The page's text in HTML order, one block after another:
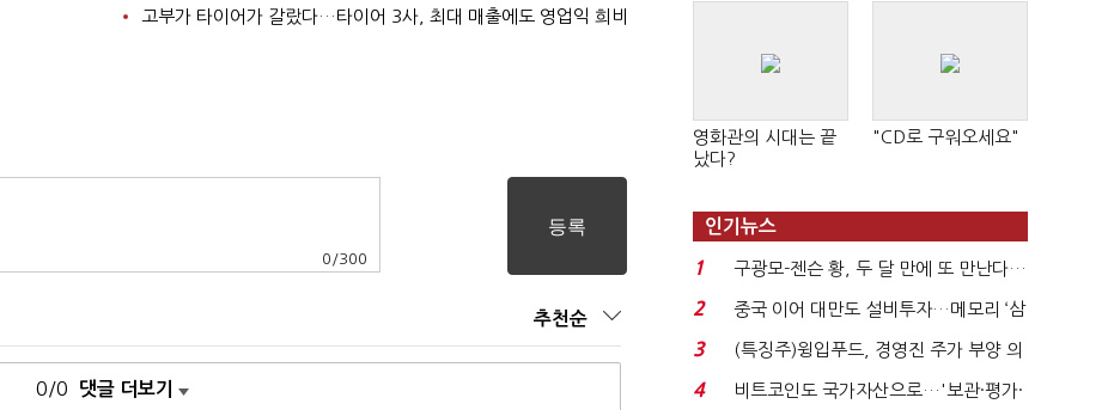
고부가 타이어가 갈랐다…타이어 3사, 최대 매출에도 영업익 희비
0 /300
추천순
0/0 댓글 더보기
영화관의 시대는 끝
났다?
"CD로 구워오세요"
인기뉴스
1
구광모-젠슨 황, 두 달 만에 또 만난다…
로봇·AI 등 논...
2
중국 이어 대만도 설비투자…메모리 ‘삼
국전쟁’
3
(특징주)윙입푸드, 경영진 주가 부양 의
지에 상한가...
4
비트코인도 국가자산으로…'보관·평가·